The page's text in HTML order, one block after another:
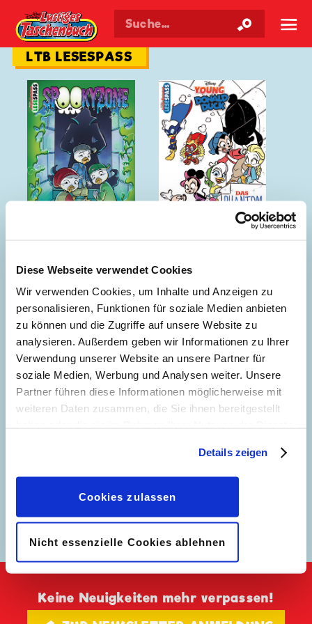
Diese Webseite verwendet Cookies
Wir verwenden Cookies, um Inhalte und Anzeigen zu
personalisieren, Funktionen für soziale Medien anbieten
zu können und die Zugriffe auf unsere Website zu
analysieren. Außerdem geben wir Informationen zu Ihrer
Verwendung unserer Website an unsere Partner für
soziale Medien, Werbung und Analysen weiter. Unsere
Partner führen diese Informationen möglicherweise mit
weiteren Daten zusammen, die Sie ihnen bereitgestellt
geben, können Sie diese jederzeit in der
Datenschutzerklärungwieder widerrufen.
Details zeigen
Cookies zulassen
Nicht essenzielle Cookies ablehnen
Walt Disneys Taschenbuch ☰
LTB LESESPASS
Die Albtraumformel
Federn
Doppeltes Dilemma
Immer ich - Vom Pech
Keine Neuigkeiten mehr verpassen!